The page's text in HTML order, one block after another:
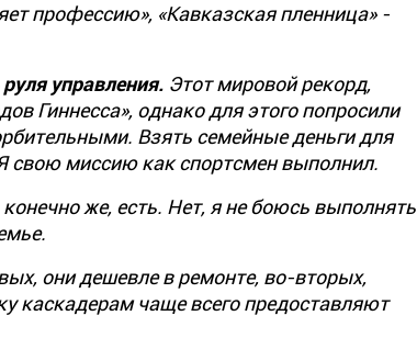
профессию», «Кавказская пленница» -
управления. Этот мировой рекорд,
Гиннесса», однако для этого попросили
Взять семейные деньги для
свою миссию как спортсмен выполнил.
же, есть. Нет, я не боюсь выполнять
они дешевле в ремонте, во-вторых,
каскадерам чаще всего предоставляют